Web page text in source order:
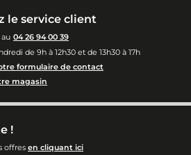
le service client
04 26 94 00 39
de 9h à 12h30 et de 13h30 à 17h
formulaire de contact
magasin
!
offres en cliquant ici